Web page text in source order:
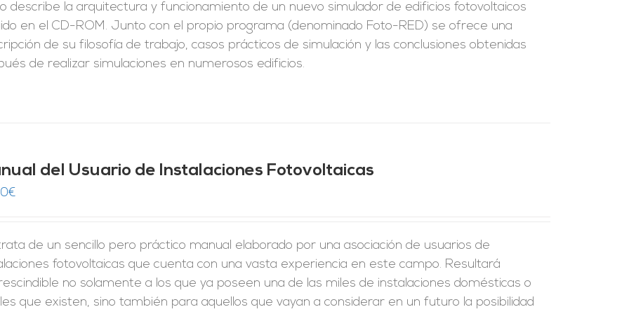
describe la arquitectura y funcionamiento de un nuevo simulador de edificios fotovoltaicos
en el CD-ROM. Junto con el propio programa (denominado Foto-RED) se ofrece una
de su filosofía de trabajo, casos prácticos de simulación y las conclusiones obtenidas
de realizar simulaciones en numerosos edificios.
del Usuario de Instalaciones Fotovoltaicas
€
de un sencillo pero práctico manual elaborado por una asociación de usuarios de
fotovoltaicas que cuenta con una vasta experiencia en este campo. Resultará
no solamente a los que ya poseen una de las miles de instalaciones domésticas o
que existen, sino también para aquellos que vayan a considerar en un futuro la posibilidad